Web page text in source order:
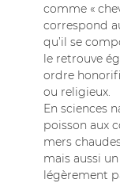
comme «
correspond
qu’il se
le retrouve
ordre
ou religieux.
En sciences
poisson aux
mers
mais aussi
légèrement